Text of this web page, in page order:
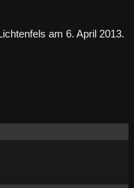
am 6. April 2013.